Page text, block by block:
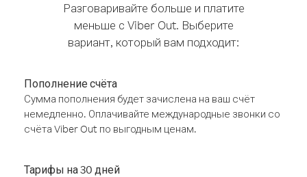
Разговаривайте больше и платите
меньше с Viber Out. Выберите
вариант, который вам подходит:
Пополнение счёта
Сумма пополнения будет зачислена на ваш счёт
немедленно. Оплачивайте международные звонки со
счёта Viber Out по выгодным ценам.
Тарифы на 30 дней